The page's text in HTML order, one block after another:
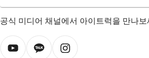
공식 미디어 채널에서 아이트럭을 만나보